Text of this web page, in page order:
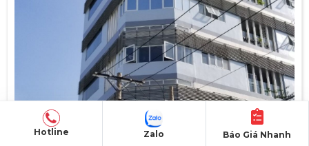
Hotline Báo Giá Nhanh
Zalo